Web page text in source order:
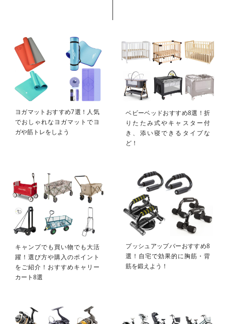
ヨガマットおすすめ7選！人気
でおしゃれなヨガマットでヨ
ガや筋トレをしよう
ベビーベッドおすすめ8選！折
りたたみ式やキャスター付
き、添い寝できるタイプな
ど！
キャンプでも買い物でも大活
躍！選び方や購入のポイント
をご紹介！おすすめキャリー
カート8選
プッシュアップバーおすすめ8
選！自宅で効果的に胸筋・背
筋を鍛えよう！